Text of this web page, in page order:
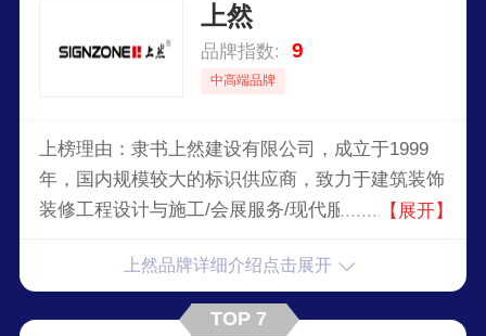
上然
品牌指数: 9
中高端品牌
上榜理由：隶书上然建设有限公司，成立于1999
年，国内规模较大的标识供应商，致力于建筑装饰
装修工程设计与施工/会展服务/现代服务品牌管理/
产品/金融机具/智能设备等研发与制造。
【展开】
上然品牌详细介绍点击展开
TOP 7